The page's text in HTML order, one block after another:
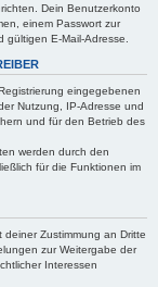
Dein Benutzerkonto
einem Passwort zur
E-Mail-Adresse.
eingegebenen
Nutzung, IP-Adresse und
und für den Betrieb des
werden durch den
für die Funktionen im
Zustimmung an Dritte
zur Weitergabe der
Interessen